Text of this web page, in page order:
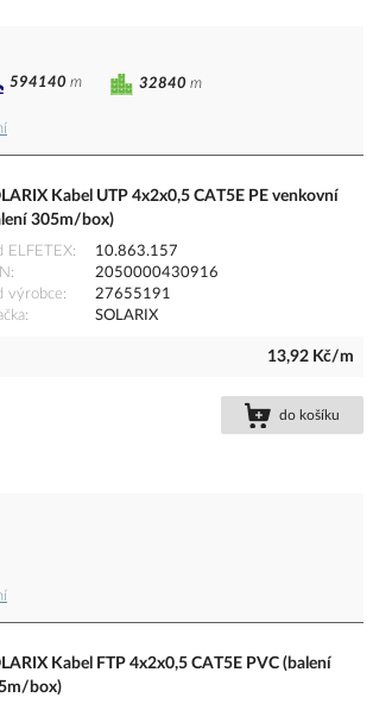
32840 m
594140 m
Kabel UTP 4x2x0,5 CAT5E PE venkovní
305m/box)
ELFETEX
10.863.157
2050000430916
výrobce
27655191
SOLARIX
13,92 Kč/m
do košíku
Kabel FTP 4x2x0,5 CAT5E PVC (balení
box)